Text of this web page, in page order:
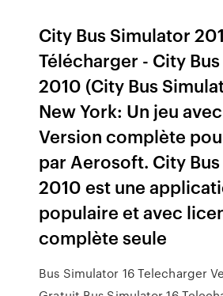
City Bus Simulator
Télécharger - City
2010 (City Bus
New York: Un jeu
Version complète
par Aerosoft. City
2010 est une
populaire et avec
complète seule
Bus Simulator 16 Telecharger